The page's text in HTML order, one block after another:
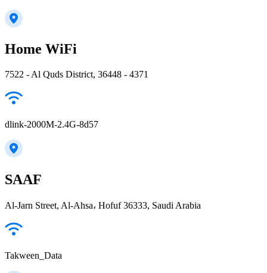
Home WiFi
7522 - Al Quds District, 36448 - 4371
dlink-2000M-2.4G-8d57
SAAF
Al-Jarn Street, Al-Ahsa، Hofuf 36333, Saudi Arabia
Takween_Data